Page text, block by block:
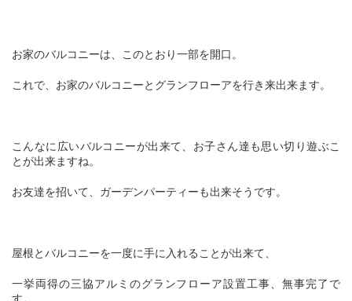
お家のバルコニーは、このとおり一部を開口。
これで、お家のバルコニーとグランフローアを行き来出来ます。
こんなに広いバルコニーが出来て、お子さん達も思い切り遊ぶこ
とが出来ますね。
お友達を招いて、ガーデンパーティーも出来そうです。
屋根とバルコニーを一度に手に入れることが出来て、
一挙両得の三協アルミのグランフローア設置工事、無事完了で
す。